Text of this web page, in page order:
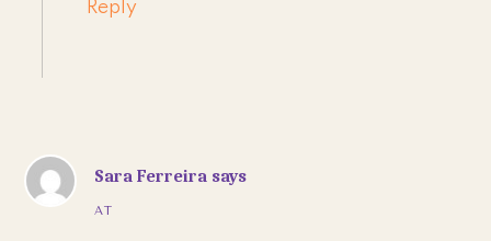
Reply
Sara Ferreira says
AT